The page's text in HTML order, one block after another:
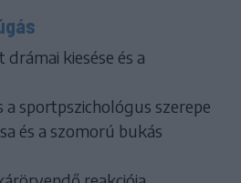
kiesése és a
sportpszichológus szerepe
és a szomorú bukás